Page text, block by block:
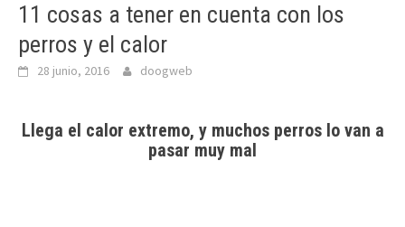
11 cosas a tener en cuenta con los
perros y el calor
28 junio, 2016 doogweb
Llega el calor extremo, y muchos perros lo van a
pasar muy mal